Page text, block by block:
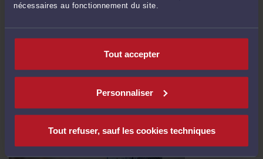
nécessaires au fonctionnement du site.
Tout accepter
Personnaliser
Tout refuser, sauf les cookies techniques
LA RÉSIDENCE ALTERNÉE
le 13/04/2020
1. Quelle est la définition de la résidence alternée ? La loi n°2002-305 du 4 mars
2002 relative à l’autorité parentale a introduit la résidence alternée de l’enfant
du Code civil dispose : « ...Lire la suite >